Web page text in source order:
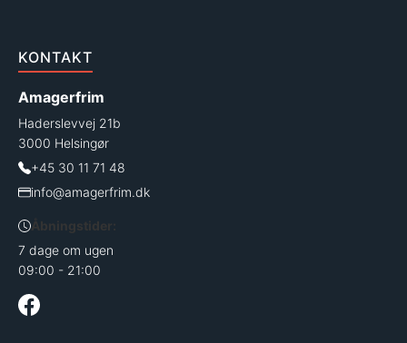
KONTAKT
Amagerfrim
Haderslevvej 21b
3000 Helsingør
+45 30 11 71 48
info@amagerfrim.dk
Åbningstider:
7 dage om ugen
09:00 - 21:00